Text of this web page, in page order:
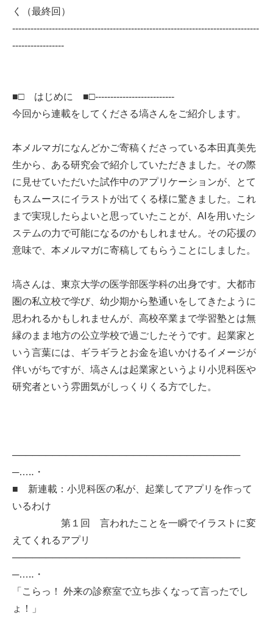
く（最終回）
---------------------------------------------------------------------------------
-----------------
■□ はじめに ■□--------------------------
今回から連載をしてくださる塙さんをご紹介します。
本メルマガになんどかご寄稿くださっている本田真美先
生から、ある研究会で紹介していただきました。その際
に見せていただいた試作中のアプリケーションが、とて
もスムースにイラストが出てくる様に驚きました。これ
まで実現したらよいと思っていたことが、AIを用いたシ
ステムの力で可能になるのかもしれません。その応援の
意味で、本メルマガに寄稿してもらうことにしました。
塙さんは、東京大学の医学部医学科の出身です。大都市
圏の私立校で学び、幼少期から塾通いをしてきたように
思われるかもしれませんが、高校卒業まで学習塾とは無
縁のまま地方の公立学校で過ごしたそうです。起業家と
いう言葉には、ギラギラとお金を追いかけるイメージが
伴いがちですが、塙さんは起業家というより小児科医や
研究者という雰囲気がしっくりくる方でした。
──────────────────────────────────
─…‥・
■ 新連載：小児科医の私が、起業してアプリを作って
いるわけ
第１回 言われたことを一瞬でイラストに変
えてくれるアプリ
──────────────────────────────────
─…‥・
「こらっ！ 外来の診察室で立ち歩くなって言ったでし
ょ！」